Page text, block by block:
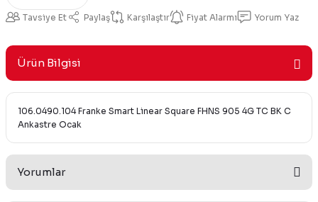
Tavsiye Et Paylaş Karşılaştır Fiyat Alarmı Yorum Yaz
Ürün Bilgisi
106.0490.104 Franke Smart Linear Square FHNS 905 4G TC BK C
Ankastre Ocak
Yorumlar